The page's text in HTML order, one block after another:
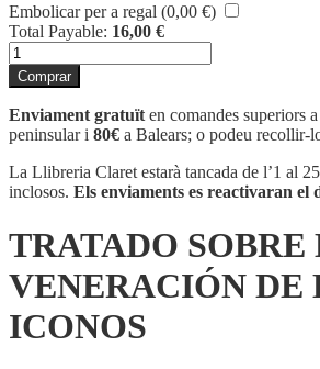
Embolicar per a regal (0,00 €)
Total Payable: 16,00 €
quantitat
de
TRATADO
SOBRE
LA
VENERACIÓN
DE
LOS
Comprar
Enviament gratuït en comandes superiors a
peninsular i 80€ a Balears; o podeu recollir-
La Llibreria Claret estarà tancada de l’1 al
inclosos. Els enviaments es reactivaran el
TRATADO SOBRE
VENERACIÓN DE
ICONOS